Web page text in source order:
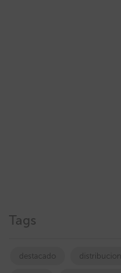
Tags
destacado distribucion